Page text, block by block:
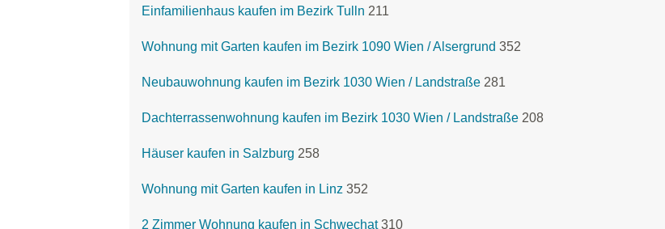
Einfamilienhaus kaufen im Bezirk Tulln 211
Wohnung mit Garten kaufen im Bezirk 1090 Wien / Alsergrund 352
Neubauwohnung kaufen im Bezirk 1030 Wien / Landstraße 281
Dachterrassenwohnung kaufen im Bezirk 1030 Wien / Landstraße 208
Häuser kaufen in Salzburg 258
Wohnung mit Garten kaufen in Linz 352
2 Zimmer Wohnung kaufen in Schwechat 310